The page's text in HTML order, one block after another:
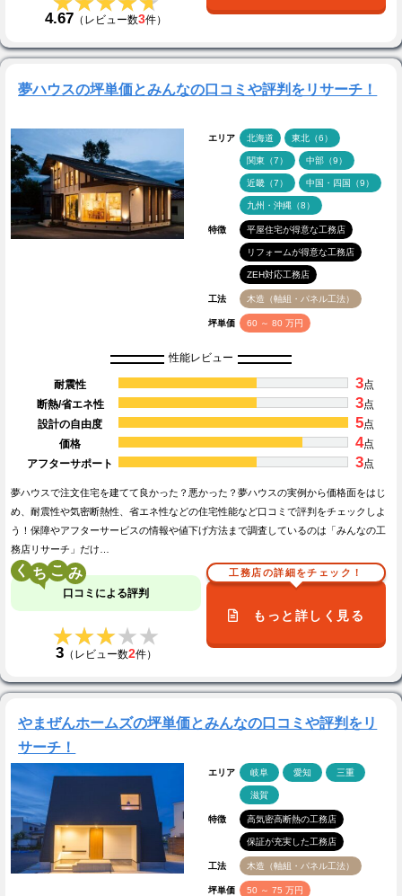
4.67 （レビュー数3件）
夢ハウスの坪単価とみんなの口コミや評判をリサーチ！
エリア 北海道 東北（6）
関東（7） 中部（9）
近畿（7） 中国・四国（9）
九州・沖縄（8）
特徴 平屋住宅が得意な工務店
リフォームが得意な工務店
ZEH対応工務店
工法 木造（軸組・パネル工法）
坪単価 60 ～ 80 万円
性能レビュー
耐震性 3点
断熱/省エネ性
3点
設計の自由度
5点
価格
4点
アフターサポート
3点
夢ハウスで注文住宅を建てて良かった？悪かった？夢ハウスの実例から価格面をはじ
め、耐震性や気密断熱性、省エネ性などの住宅性能など口コミで評判をチェックしよ
う！保障やアフターサービスの情報や値下げ方法まで調査しているのは「みんなの工
務店リサーチ」だけ…
く こ
口コミによる評判
★★★★★
★★★★★
3（レビュー数2件）
工務店の詳細をチェック！
もっと詳しく見る
やまぜんホームズの坪単価とみんなの口コミや評判をリ
サーチ！
エリア 岐阜 愛知 三重
滋賀
特徴 高気密高断熱の工務店
保証が充実した工務店
工法 木造（軸組・パネル工法）
坪単価 50 ～ 75 万円